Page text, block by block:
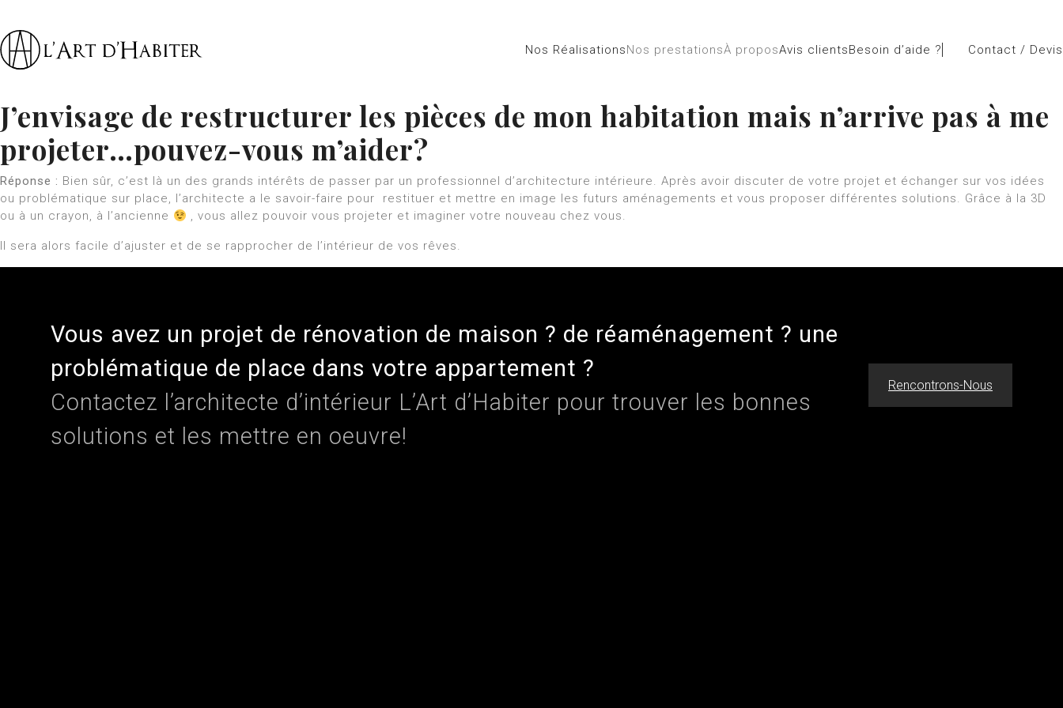
Nos RéalisationsNos prestationsÀ proposAvis clientsBesoin d’aide ? Contact / Devis
J’envisage de restructurer les pièces de mon habitation mais n’arrive pas à me
projeter…pouvez-vous m’aider?
Réponse : Bien sûr, c’est là un des grands intérêts de passer par un professionnel d’architecture intérieure. Après avoir discuter de votre projet et échanger sur vos idées
ou problématique sur place, l’architecte a le savoir-faire pour restituer et mettre en image les futurs aménagements et vous proposer différentes solutions. Grâce à la 3D
ou à un crayon, à l’ancienne
, vous allez pouvoir vous projeter et imaginer votre nouveau chez vous.
Il sera alors facile d’ajuster et de se rapprocher de l’intérieur de vos rêves.
Vous avez un projet de rénovation de maison ? de réaménagement ? une
problématique de place dans votre appartement ?
Contactez l’architecte d’intérieur L’Art d’Habiter pour trouver les bonnes
solutions et les mettre en oeuvre!
Rencontrons-Nous